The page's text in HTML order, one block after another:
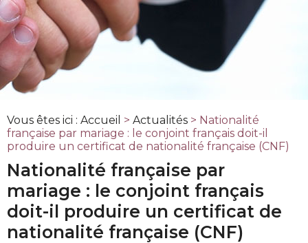
Vous êtes ici : Accueil > Actualités > Nationalité
française par mariage : le conjoint français doit-il
produire un certificat de nationalité française (CNF)
Nationalité française par
mariage : le conjoint français
doit-il produire un certificat de
nationalité française (CNF)